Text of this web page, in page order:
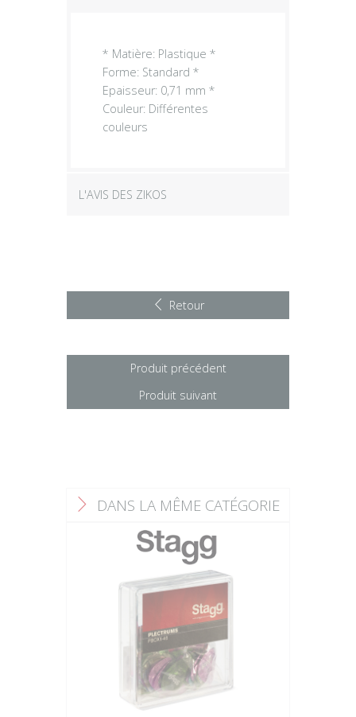
* Matière: Plastique *
Forme: Standard *
Epaisseur: 0,71 mm *
Couleur: Différentes
couleurs
L'AVIS DES ZIKOS
Retour
Produit précédent
Produit suivant
F DANS LA MÊME CATÉGORIE